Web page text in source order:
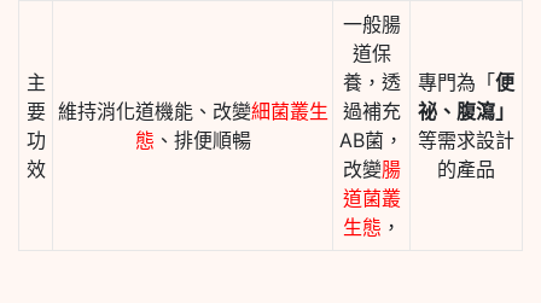
主
要
功
效
維持消化道機能、改變細菌叢生
態 、排便順暢
一般腸
道保
養，透
過補充
AB菌，
改變腸
道菌叢
生態 ，
專門為「便
祕、腹瀉」
等需求設計
的產品